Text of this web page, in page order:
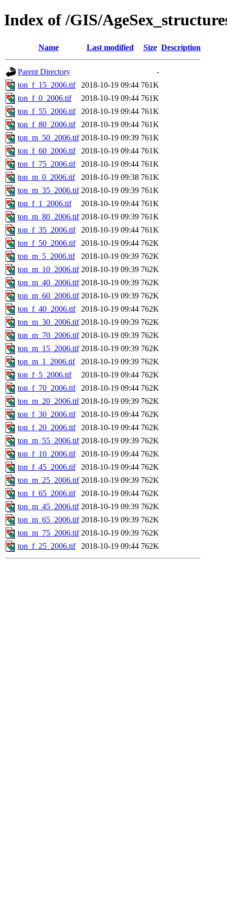
Index of /GIS/
Name Last modified Size Description
Parent Directory
-
ton_f_15_2006.tif
2018-10-19 09:44 761K
ton_f_0_2006.tif
2018-10-19 09:44 761K
ton_f_55_2006.tif
2018-10-19 09:44 761K
ton_f_80_2006.tif
2018-10-19 09:44 761K
ton_m_50_2006.tif 2018-10-19 09:39 761K
ton_f_60_2006.tif
2018-10-19 09:44 761K
ton_f_75_2006.tif
2018-10-19 09:44 761K
ton_m_0_2006.tif
2018-10-19 09:38 761K
ton_m_35_2006.tif 2018-10-19 09:39 761K
ton_f_1_2006.tif
2018-10-19 09:44 761K
ton_m_80_2006.tif 2018-10-19 09:39 761K
ton_f_35_2006.tif
2018-10-19 09:44 761K
ton_f_50_2006.tif
2018-10-19 09:44 762K
ton_m_5_2006.tif
2018-10-19 09:39 762K
ton_m_10_2006.tif 2018-10-19 09:39 762K
ton_m_40_2006.tif 2018-10-19 09:39 762K
ton_m_60_2006.tif 2018-10-19 09:39 762K
ton_f_40_2006.tif
2018-10-19 09:44 762K
ton_m_30_2006.tif 2018-10-19 09:39 762K
ton_m_70_2006.tif 2018-10-19 09:39 762K
ton_m_15_2006.tif 2018-10-19 09:39 762K
ton_m_1_2006.tif
2018-10-19 09:39 762K
ton_f_5_2006.tif
2018-10-19 09:44 762K
ton_f_70_2006.tif
2018-10-19 09:44 762K
ton_m_20_2006.tif 2018-10-19 09:39 762K
ton_f_30_2006.tif
2018-10-19 09:44 762K
ton_f_20_2006.tif
2018-10-19 09:44 762K
ton_m_55_2006.tif 2018-10-19 09:39 762K
ton_f_10_2006.tif
2018-10-19 09:44 762K
ton_f_45_2006.tif
2018-10-19 09:44 762K
ton_m_25_2006.tif 2018-10-19 09:39 762K
ton_f_65_2006.tif
2018-10-19 09:44 762K
ton_m_45_2006.tif 2018-10-19 09:39 762K
ton_m_65_2006.tif 2018-10-19 09:39 762K
ton_m_75_2006.tif 2018-10-19 09:39 762K
ton_f_25_2006.tif
2018-10-19 09:44 762K